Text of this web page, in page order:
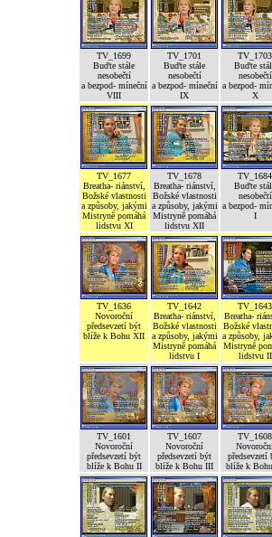
TV_1699
Buďte stále
nesobečtí
a bezpod- míneční
VIII
TV_1701
Buďte stále
nesobečtí
a bezpod- míneční
IX
TV_1703
Buďte
nesobečtí
a bezpod-
X
TV_1677
Breatha- riánství,
Božské vlastnosti
a způsoby, jakými
Mistryně pomáhá
lidstvu XI
TV_1678
Breatha- riánství,
Božské vlastnosti
a způsoby, jakými
Mistryně pomáhá
lidstvu XII
TV_1684
Buďte
nesobečtí
a bezpod-
I
TV_1636
Novoroční
předsevzetí být
blíže k Bohu XII
TV_1642
Breatha- riánství,
Božské vlastnosti
a způsoby, jakými
Mistryně pomáhá
lidstvu I
TV_1643
Breatha-
Božské
a způsoby,
Mistryně
lidstvu II
TV_1601
Novoroční
předsevzetí být
blíže k Bohu II
TV_1607
Novoroční
předsevzetí být
blíže k Bohu III
TV_1608
předsevzetí
blíže k